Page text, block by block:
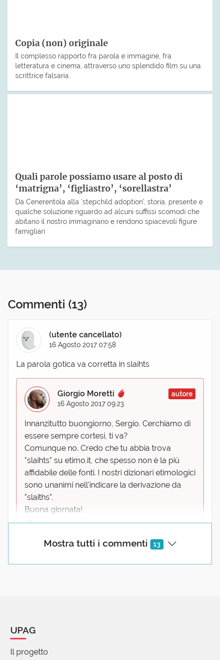
Copia (non) originale
Il complesso rapporto fra parola e immagine, fra
letteratura e cinema, attraverso uno splendido film su una
scrittrice falsaria.
Quali parole possiamo usare al posto di
‘matrigna’, ‘figliastro’, ‘sorellastra’
Da Cenerentola alla ‘stepchild adoption’, storia, presente e
qualche soluzione riguardo ad alcuni suffissi scomodi che
abitano il nostro immaginario e rendono spiacevoli figure
famigliari
Commenti (13)
Mostra tutti i commenti 13
(utente cancellato)
16 Agosto 2017 07:58
La parola gotica va corretta in slaihts
Giorgio Moretti
autore
16 Agosto 2017 09:23
Innanzitutto buongiorno, Sergio. Cerchiamo di
essere sempre cortesi, ti va?
Comunque no. Credo che tu abbia trova
"slaihts" su etimo.it, che spesso non è la più
affidabile delle fonti. I nostri dizionari etimologici
sono unanimi nell'indicare la derivazione da
"slaiths".
Buona giornata!
1 reazione
UPAG
Il progetto